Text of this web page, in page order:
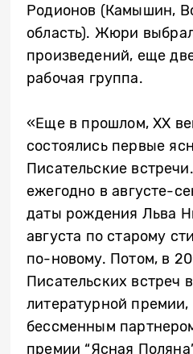
Родионов (Камышин,
область). Жюри
произведений, еще
рабочая группа.
«Еще в прошлом, XX
состоялись первые
Писательские
ежегодно в августе-
даты рождения Льва
августа по старому
по-новому. Потом, в
Писательских встреч
литературной
бессменным
премии “Ясная